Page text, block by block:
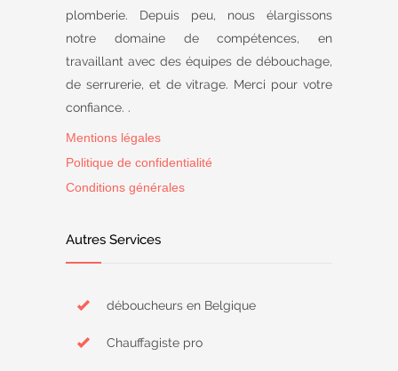
plomberie. Depuis peu, nous élargissons
notre domaine de compétences, en
travaillant avec des équipes de débouchage,
de serrurerie, et de vitrage. Merci pour votre
confiance. .
Mentions légales
Politique de confidentialité
Conditions générales
Autres Services
déboucheurs en Belgique
Chauffagiste pro